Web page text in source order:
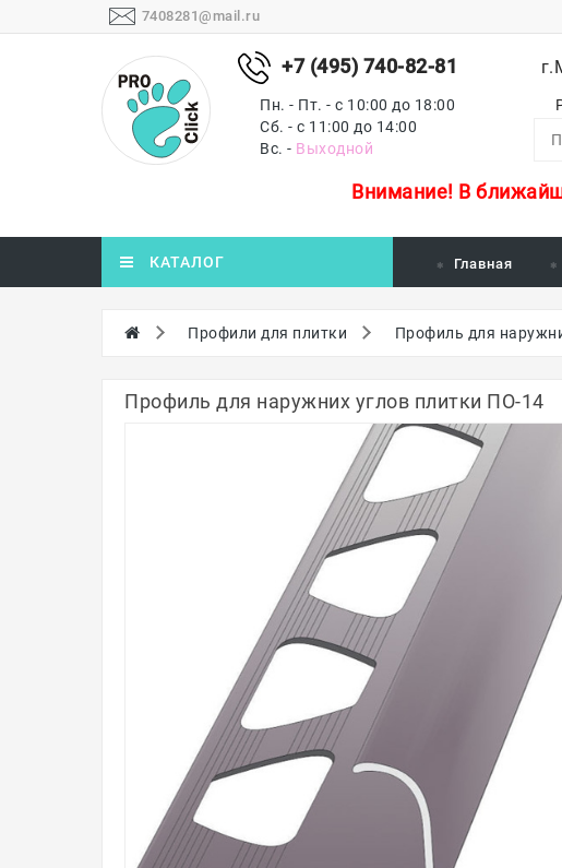
7408281@mail.ru
+7 (495) 740-82-81
Пн. - Пт. - с 10:00 до 18:00
Сб. - с 11:00 до 14:00
Вс. - Выходной
Внимание! В
КАТАЛОГ Главная
Профили для плитки Профиль для
Профиль для наружних углов плитки ПО-14